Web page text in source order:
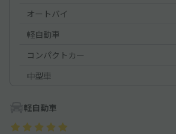
オートバイ
軽自動車
コンパクトカー
中型車
軽自動車